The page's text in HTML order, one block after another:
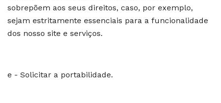
sobrepõem aos seus direitos, caso, por exemplo,
sejam estritamente essenciais para a funcionalidade
dos nosso site e serviços.
e - Solicitar a portabilidade.